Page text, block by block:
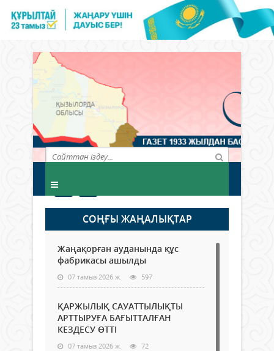
СОҢҒЫ ЖАҢАЛЫҚТАР
Жаңақорған ауданында құс
фабрикасы ашылды
07 тамыз 2026 ж. 597
ҚАРЖЫЛЫҚ САУАТТЫЛЫҚТЫ
АРТТЫРУҒА БАҒЫТТАЛҒАН
КЕЗДЕСУ ӨТТІ
07 тамыз 2026 ж. 72